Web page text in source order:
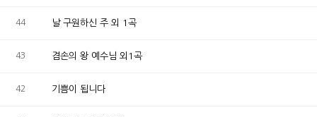
44 날 구원하신 주 외 1곡
43 겸손의 왕 예수님 외1곡
42 기쁨이 됩니다